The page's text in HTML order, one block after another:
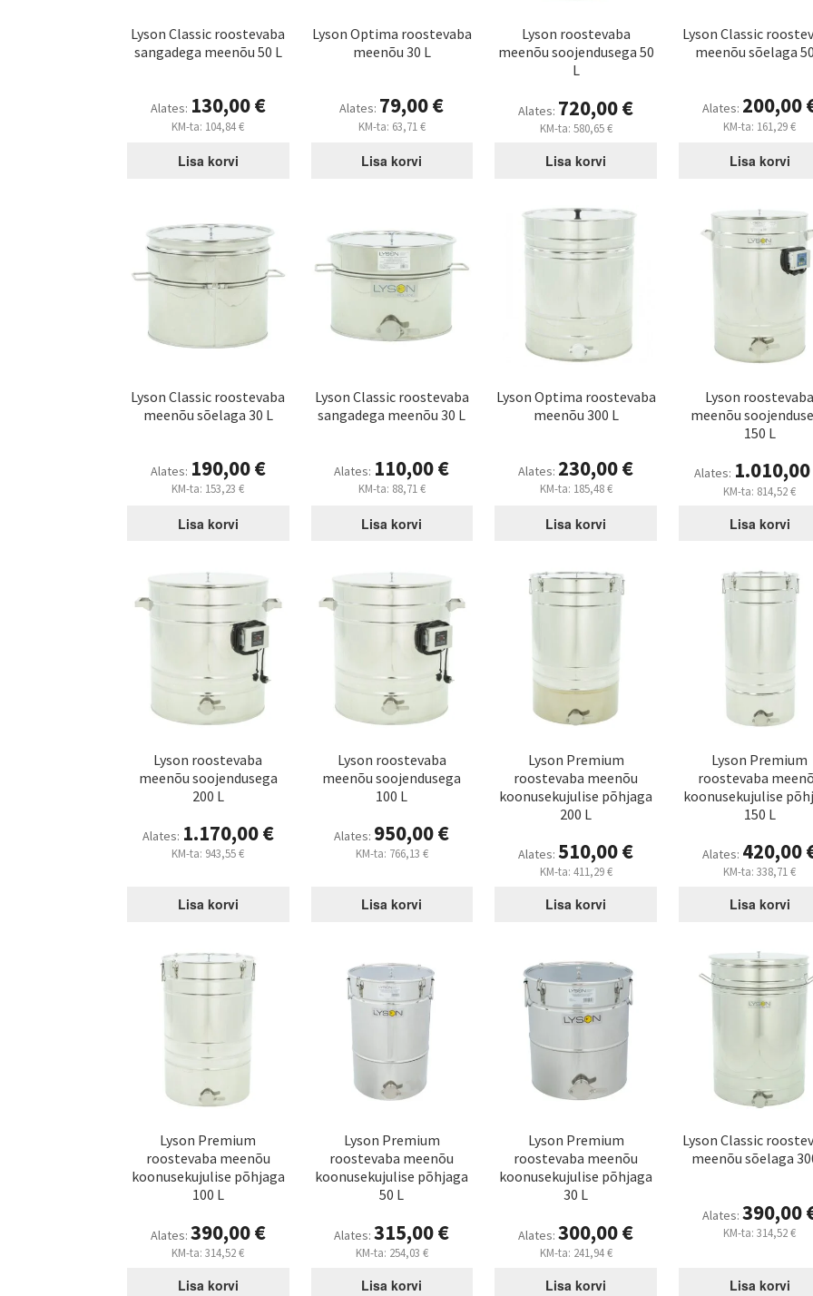
Lyson Classic roostevaba
sangadega meenõu 50 L
Alates: 130,00€
KM-ta: 104,84€
Lisa korvi
Lyson Optima roostevaba
meenõu 30 L
Alates: 79,00€
KM-ta: 63,71 €
Lisa korvi
Lyson roostevaba
meenõu soojendusega 50
L
Alates: 720,00€
KM-ta: 580,65€
Lisa korvi
Lyson Classic
meenõu sõelaga
Alates: 200,00
KM-ta: 161,29€
Lisa korvi
Lyson Classic roostevaba
meenõu sõelaga 30 L
Alates: 190,00€
KM-ta: 153,23€
Lisa korvi
Lyson Classic roostevaba
sangadega meenõu 30 L
Alates: 110,00€
KM-ta: 88,71€
Lisa korvi
Lyson Optima roostevaba
meenõu 300 L
Alates: 230,00€
KM-ta: 185,48€
Lisa korvi
Lyson roostevaba
meenõu
150 L
Alates: 1.010,00
KM-ta: 814,52€
Lisa korvi
Lyson roostevaba
meenõu soojendusega
200 L
Alates: 1.170,00€
KM-ta: 943,55€
Lisa korvi
Lyson roostevaba
meenõu soojendusega
100 L
Alates: 950,00€
KM-ta: 766,13 €
Lisa korvi
Lyson Premium
roostevaba meenõu
koonusekujulise põhjaga
200 L
Alates: 510,00€
KM-ta: 411,29€
Lisa korvi
Lyson Premium
roostevaba
koonusekujulise
150 L
Alates: 420,00
KM-ta:338,71€
Lisa korvi
Lyson Premium
roostevaba meenõu
koonusekujulise põhjaga
100 L
Alates: 390,00€
KM-ta:314,52€
Lisa korvi
Lyson Premium
roostevaba meenõu
koonusekujulise põhjaga
50 L
Alates:315,00€
KM-ta: 254,03 €
Lisa korvi
Lyson Premium
roostevaba meenõu
koonusekujulise põhjaga
30 L
Alates: 300,00€
KM-ta: 241,94€
Lisa korvi
Lyson Classic
meenõu sõelaga
Alates: 390,00
KM-ta:314,52€
Lisa korvi